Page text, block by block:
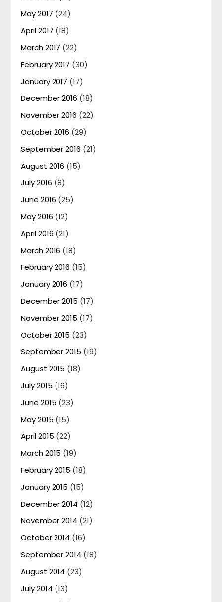
May 2017 (24)
April 2017 (18)
March 2017 (22)
February 2017 (30)
January 2017 (17)
December 2016 (18)
November 2016 (22)
October 2016 (29)
September 2016 (21)
August 2016 (15)
July 2016 (8)
June 2016 (25)
May 2016 (12)
April 2016 (21)
March 2016 (18)
February 2016 (15)
January 2016 (17)
December 2015 (17)
November 2015 (17)
October 2015 (23)
September 2015 (19)
August 2015 (18)
July 2015 (16)
June 2015 (23)
May 2015 (15)
April 2015 (22)
March 2015 (19)
February 2015 (18)
January 2015 (15)
December 2014 (12)
November 2014 (21)
October 2014 (16)
September 2014 (18)
August 2014 (23)
July 2014 (13)